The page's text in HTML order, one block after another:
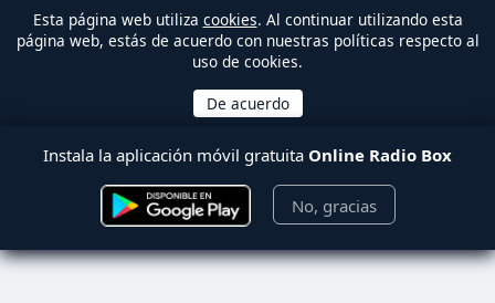
Esta página web utiliza cookies. Al continuar utilizando esta
página web, estás de acuerdo con nuestras políticas respecto al
uso de cookies.
Instala la aplicación móvil gratuita Online Radio Box
No, gracias